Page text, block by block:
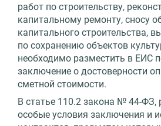
работ по строительству,
капитальному ремонту, сносу
капитального строительства,
по сохранению объектов
необходимо разместить в ЕИС
заключение о достоверности
сметной стоимости.
В статье 110.2 закона № 44-
особые условия заключения и